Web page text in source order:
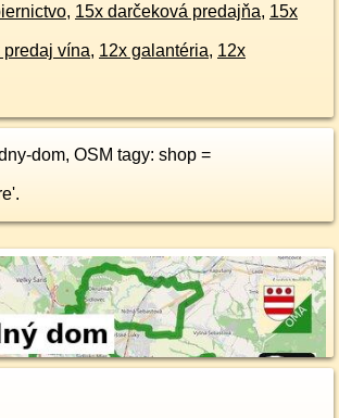
, 15x darčeková predajňa, 15x
predaj vína, 12x galantéria, 12x
dom, OSM tagy: shop =